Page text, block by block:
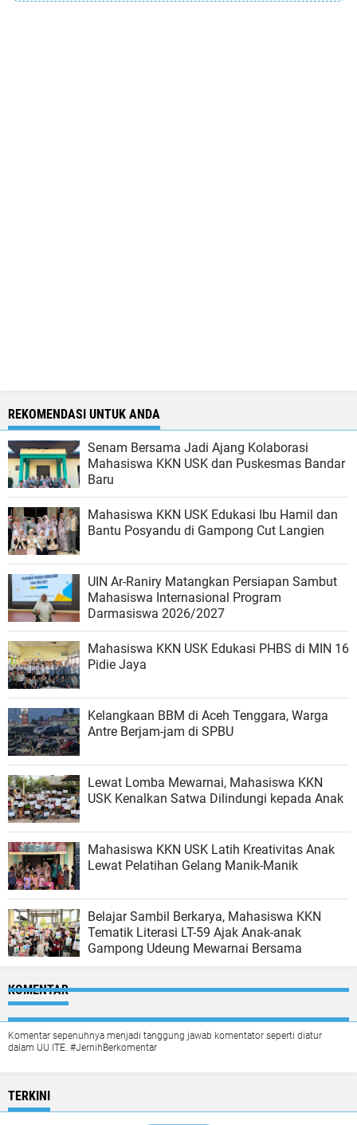
REKOMENDASI UNTUK ANDA
Senam Bersama Jadi Ajang Kolaborasi
Mahasiswa KKN USK dan Puskesmas Bandar
Baru
Mahasiswa KKN USK Edukasi Ibu Hamil dan
Bantu Posyandu di Gampong Cut Langien
UIN Ar-Raniry Matangkan Persiapan Sambut
Mahasiswa Internasional Program
Darmasiswa 2026/2027
Mahasiswa KKN USK Edukasi PHBS di MIN 16
Pidie Jaya
Kelangkaan BBM di Aceh Tenggara, Warga
Antre Berjam-jam di SPBU
Lewat Lomba Mewarnai, Mahasiswa KKN
USK Kenalkan Satwa Dilindungi kepada Anak
Mahasiswa KKN USK Latih Kreativitas Anak
Lewat Pelatihan Gelang Manik-Manik
Belajar Sambil Berkarya, Mahasiswa KKN
Tematik Literasi LT-59 Ajak Anak-anak
Gampong Udeung Mewarnai Bersama
KOMENTAR
Komentar sepenuhnya menjadi tanggung jawab komentator seperti diatur
dalam UU ITE. #JernihBerkomentar
TERKINI